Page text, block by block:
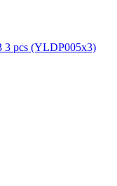
3 pcs (YLDP005x3)